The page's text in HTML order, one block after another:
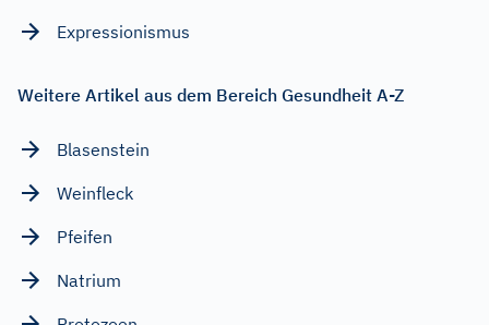
Expressionismus
Weitere Artikel aus dem Bereich Gesundheit A-Z
Blasenstein
Weinfleck
Pfeifen
Natrium